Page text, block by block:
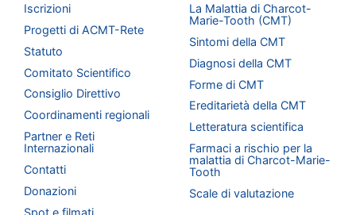
Iscrizioni
Progetti di ACMT-Rete
Statuto
Comitato Scientifico
Consiglio Direttivo
Coordinamenti regionali
Partner e Reti
Internazionali
Contatti
Donazioni
La Malattia di Charcot-
Marie-Tooth (CMT)
Sintomi della CMT
Diagnosi della CMT
Forme di CMT
Ereditarietà della CMT
Letteratura scientifica
Farmaci a rischio per la
malattia di Charcot-Marie-
Tooth
Scale di valutazione